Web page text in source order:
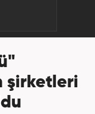
şirketleri